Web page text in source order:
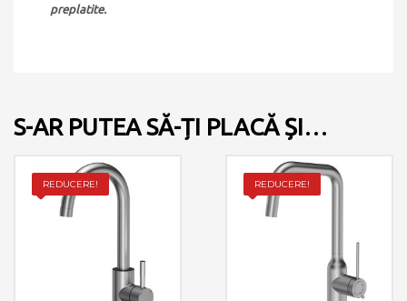
preplatite.
S-AR PUTEA SĂ-ȚI PLACĂ ȘI…
REDUCERE! REDUCERE!